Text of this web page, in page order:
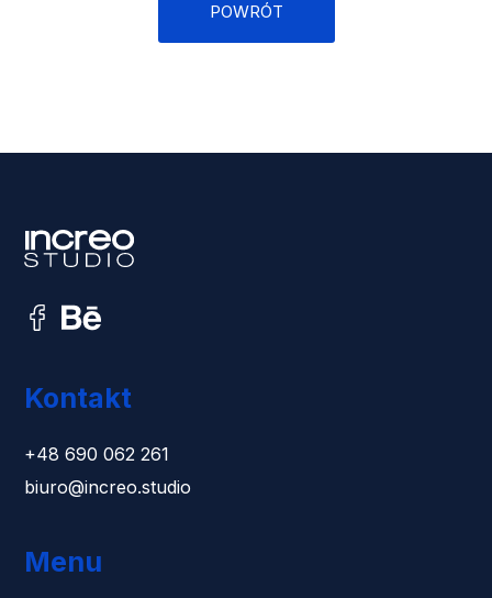
POWRÓT
Kontakt
+48 690 062 261
biuro@increo.studio
Menu